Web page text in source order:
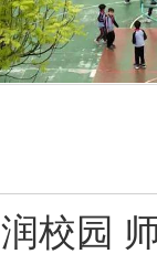
润校园